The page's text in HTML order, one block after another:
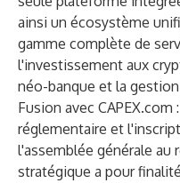
ainsi un écosystème
gamme complète de
l'investissement aux
néo-banque et la
Fusion avec
réglementaire et
l'assemblée générale au
stratégique a pour